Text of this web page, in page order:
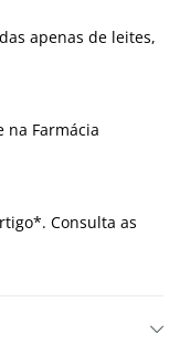
apenas de leites,
na Farmácia
Consulta as